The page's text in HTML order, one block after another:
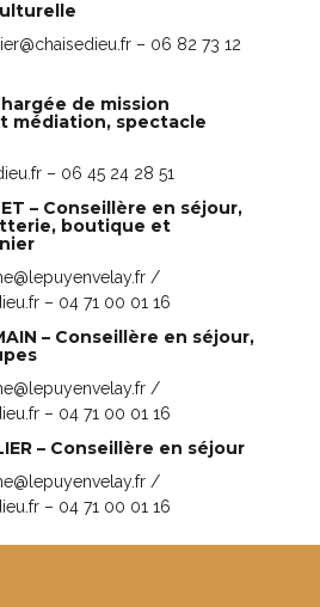
– 06 82 73 12
de mission
médiation, spectacle
– 06 45 24 28 51
– Conseillère en séjour,
boutique et
/
– 04 71 00 01 16
– Conseillère en séjour,
/
– 04 71 00 01 16
– Conseillère en séjour
/
– 04 71 00 01 16